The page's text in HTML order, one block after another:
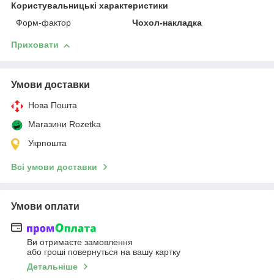
Користувальницькі характеристики
Форм-фактор
Чохол-накладка
Приховати
Умови доставки
Нова Пошта
Магазини Rozetka
Укрпошта
Всі умови доставки
Умови оплати
Ви отримаєте замовлення
або гроші повернуться на вашу картку
Детальніше